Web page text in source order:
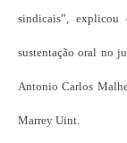
sindicais”,
sustentação oral no
Antonio Carlos
Marrey Uint.